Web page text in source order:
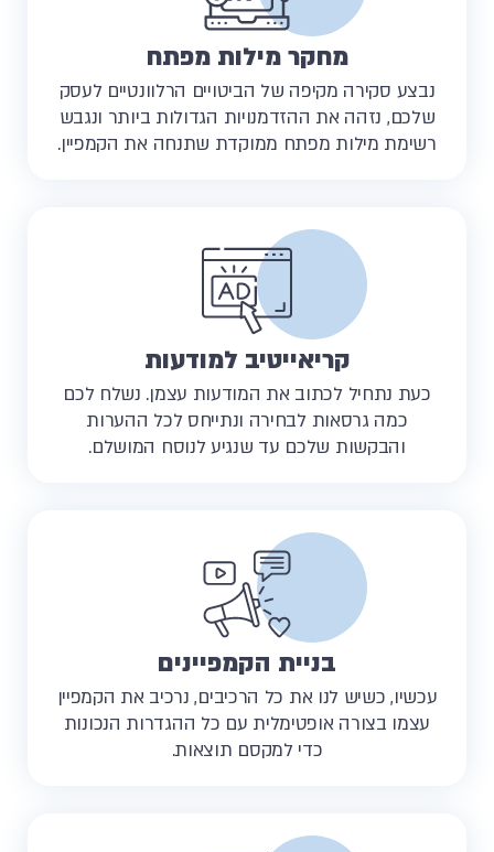
מחקר מילות מפתח
נבצע סקירה מקיפה של הביטויים הרלוונטיים לעסק
שלכם, נזהה את ההזדמנויות הגדולות ביותר ונגבש
רשימת מילות מפתח ממוקדת שתנחה את הקמפיין.
קריאייטיב למודעות
כעת נתחיל לכתוב את המודעות עצמן. נשלח לכם
כמה גרסאות לבחירה ונתייחס לכל ההערות
והבקשות שלכם עד שנגיע לנוסח המושלם.
בניית הקמפיינים
עכשיו, כשיש לנו את כל הרכיבים, נרכיב את הקמפיין
עצמו בצורה אופטימלית עם כל ההגדרות הנכונות
כדי למקסם תוצאות.